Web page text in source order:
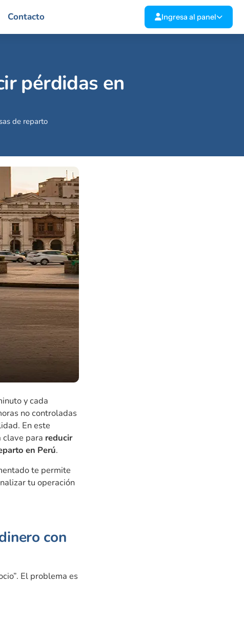
Contacto Ingresa al panel
pérdidas en
de reparto
y cada
no controladas
En este
clave para reducir
en Perú.
te permite
tu operación
con
El problema es